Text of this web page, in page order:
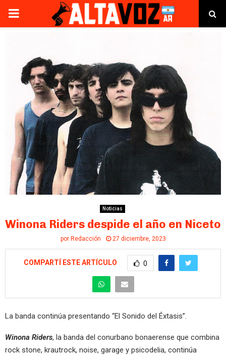
PRIMARY
Noticias
Winona Riders despide el año en Niceto
por Redacción 27 diciembre, 2023
COMPARTÍ ESTE ARTÍCULO 0
La banda continúa presentando “El Sonido del Éxtasis”.
Winona Riders, la banda del conurbano bonaerense que combina
rock stone, krautrock, noise, garage y psicodelia, continúa